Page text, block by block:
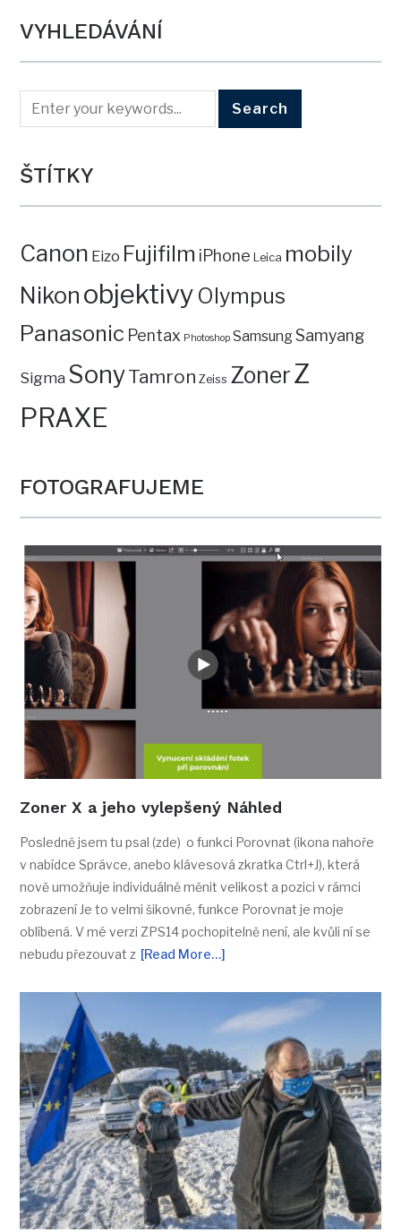
VYHLEDÁVÁNÍ
ŠTÍTKY
Canon Eizo Fujifilm iPhone Leica mobily
Nikon objektivy Olympus
Panasonic Pentax Photoshop SamsungSamyang
Sigma SonyTamron Zeiss ZonerZ
PRAXE
FOTOGRAFUJEME
Zoner X a jeho vylepšený Náhled
Posledně jsem tu psal (zde) o funkci Porovnat (ikona nahoře
v nabídce Správce, anebo klávesová zkratka Ctrl+J), která
nově umožňuje individuálně měnit velikost a pozici v rámci
zobrazení Je to velmi šikovné, funkce Porovnat je moje
oblíbená. V mé verzi ZPS14 pochopitelně není, ale kvůli ní se
nebudu přezouvat z [Read More…]